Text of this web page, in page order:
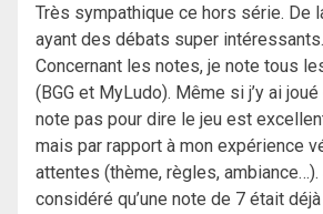
Très sympathique ce hors série. De
ayant des débats super intéressants.
Concernant les notes, je note tous
(BGG et MyLudo). Même si j’y ai
note pas pour dire le jeu est
mais par rapport à mon expérience
attentes (thème, règles, ambiance…).
considéré qu’une note de 7 était